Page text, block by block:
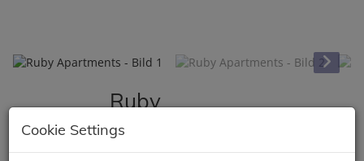
Ruby
Apartments
0000 Dubai, 3653+QHJ -
Cookie Settings